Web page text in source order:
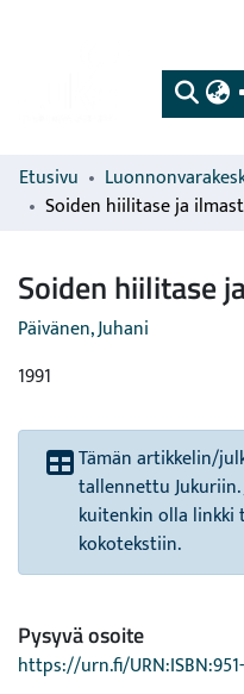
Etusivu
Soiden hiilitase
Päivänen, Juhani
1991
Tämän artikkelin/
tallennettu
kuitenkin olla
kokotekstiin.
Pysyvä osoite
https://urn.fi/